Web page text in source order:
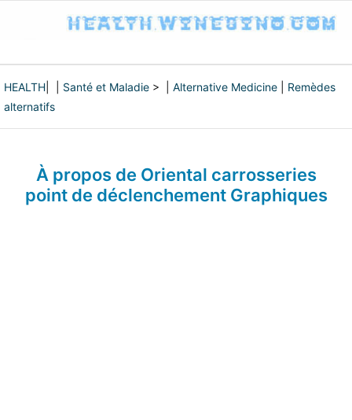
HEALTH Santé et Maladie > | Alternative Medicine
Remèdes
alternatifs
À propos de Oriental carrosseries
point de déclenchement Graphiques